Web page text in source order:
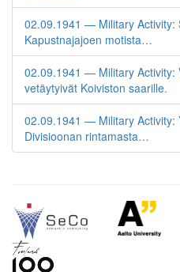
02.09.1941 — Military Activity:
Kapustnajajoen motista…
02.09.1941 — Military Activity:
vetäytyivät Koiviston saarille.
02.09.1941 — Military Activity:
Divisioonan rintamasta…